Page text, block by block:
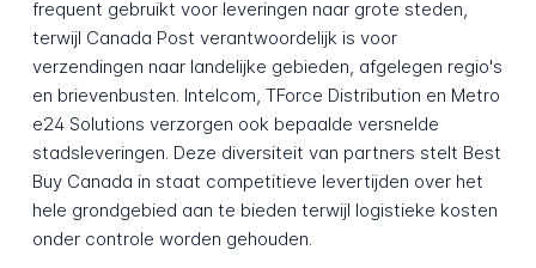
frequent gebruikt voor leveringen naar grote steden,
terwijl Canada Post verantwoordelijk is voor
verzendingen naar landelijke gebieden, afgelegen regio's
en brievenbusten. Intelcom, TForce Distribution en Metro
e24 Solutions verzorgen ook bepaalde versnelde
stadsleveringen. Deze diversiteit van partners stelt Best
Buy Canada in staat competitieve levertijden over het
hele grondgebied aan te bieden terwijl logistieke kosten
onder controle worden gehouden.